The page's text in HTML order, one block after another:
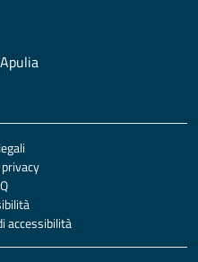
accessibilità